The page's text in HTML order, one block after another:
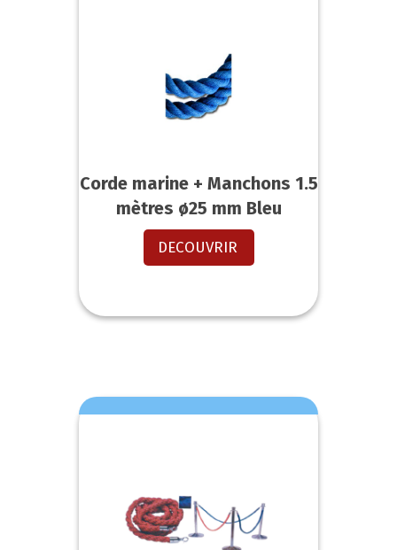
Corde marine + Manchons 1.5
mètres ø25 mm Bleu
DECOUVRIR